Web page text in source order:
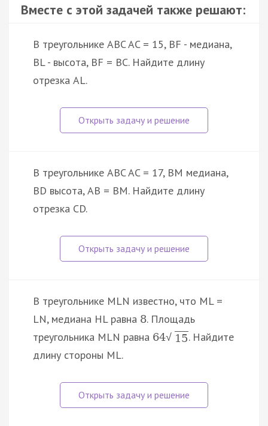
Вместе с этой задачей также решают:
В треугольнике ABC AC = 15, BF - медиана,
BL - высота, BF = BC. Найдите длину
отрезка AL.
В треугольнике ABC AC = 17, BM медиана,
BD высота, AB = BM. Найдите длину
отрезка CD.
В треугольнике MLN известно, что ML =
LN, медиана HL равна 8. Площадь
треугольника MLN равна 64√ 15. Найдите
длину стороны ML.